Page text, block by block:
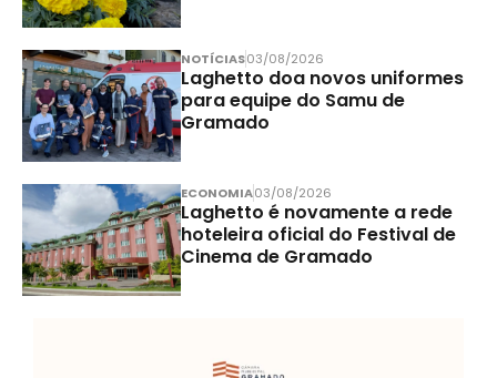
NOTÍCIAS03/08/2026
Laghetto doa novos uniformes
para equipe do Samu de
Gramado
ECONOMIA03/08/2026
Laghetto é novamente a rede
hoteleira oficial do Festival de
Cinema de Gramado